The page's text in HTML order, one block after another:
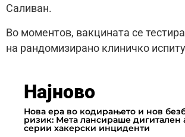
Саливан.
Во моментов, вакцината се
на рандомизирано клиничко
Најново
Нова ера во кодирањето и нов
ризик: Мета лансираше дигитален
серии хакерски инциденти